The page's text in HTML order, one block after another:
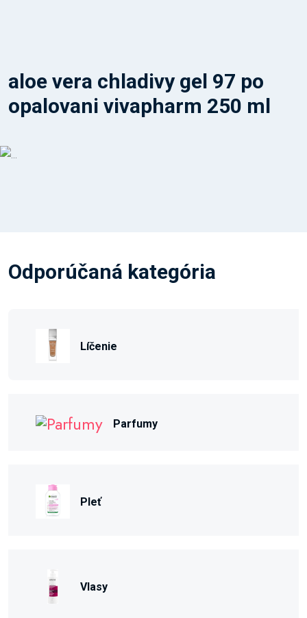
aloe vera chladivy gel 97 po
opalovani vivapharm 250 ml
Odporúčaná kategória
Líčenie
Parfumy
Pleť
Vlasy